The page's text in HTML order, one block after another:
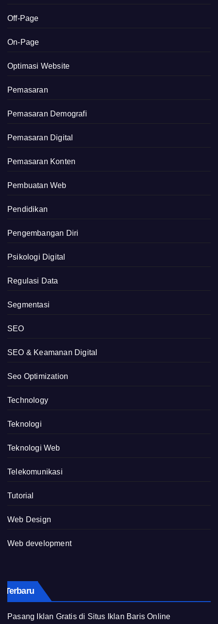
Off-Page
On-Page
Optimasi Website
Pemasaran
Pemasaran Demografi
Pemasaran Digital
Pemasaran Konten
Pembuatan Web
Pendidikan
Pengembangan Diri
Psikologi Digital
Regulasi Data
Segmentasi
SEO
SEO & Keamanan Digital
Seo Optimization
Technology
Teknologi
Teknologi Web
Telekomunikasi
Tutorial
Web Design
Web development
Terbaru
Pasang Iklan Gratis di Situs Iklan Baris Online